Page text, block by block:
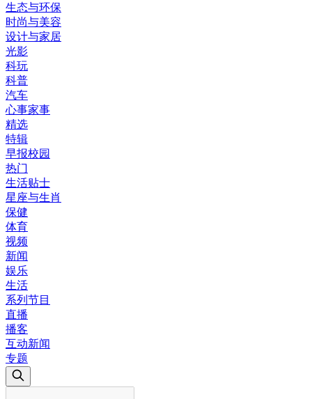
生态与环保
时尚与美容
设计与家居
光影
科玩
科普
汽车
心事家事
精选
特辑
早报校园
热门
生活贴士
星座与生肖
保健
体育
视频
新闻
娱乐
生活
系列节目
直播
播客
互动新闻
专题